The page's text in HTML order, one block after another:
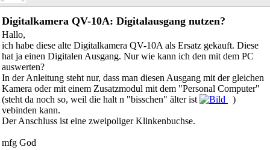
Digitalkamera QV-10A: Digitalausgang nutzen?
Hallo,
ich habe diese alte Digitalkamera QV-10A als Ersatz gekauft. Diese
hat ja einen Digitalen Ausgang. Nur wie kann ich den mit dem PC
auswerten?
In der Anleitung steht nur, dass man diesen Ausgang mit der gleichen
Kamera oder mit einem Zusatzmodul mit dem "Personal Computer"
(steht da noch so, weil die halt n "bisschen" älter ist
)
vebinden kann.
Der Anschluss ist eine zweipoliger Klinkenbuchse.
mfg God